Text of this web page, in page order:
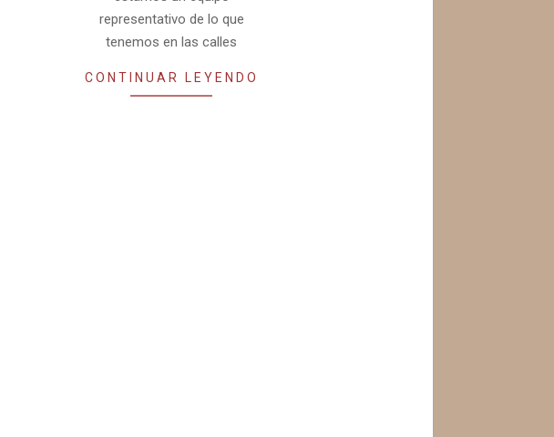
representativo de lo que
tenemos en las calles
CONTINUAR LEYENDO